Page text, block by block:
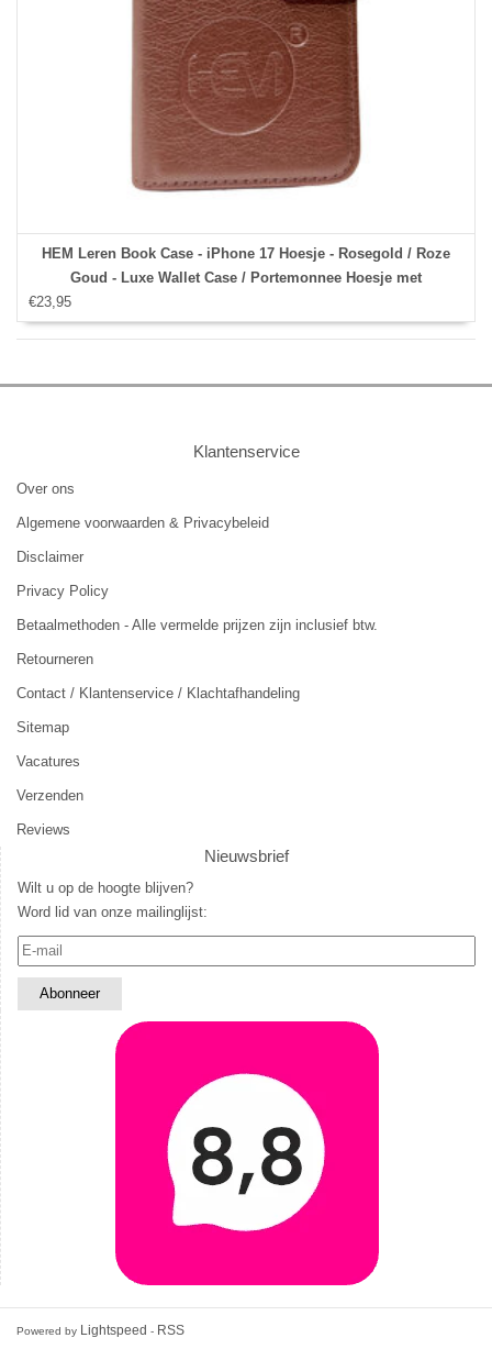
HEM Leren Book Case - iPhone 17 Hoesje - Rosegold / Roze
Goud - Luxe Wallet Case / Portemonnee Hoesje met
Pasjeshouder en Bescherming - iPhone 17 Bookcase
€23,95
Klantenservice
Over ons
Algemene voorwaarden & Privacybeleid
Disclaimer
Privacy Policy
Betaalmethoden - Alle vermelde prijzen zijn inclusief btw.
Retourneren
Contact / Klantenservice / Klachtafhandeling
Sitemap
Vacatures
Verzenden
Reviews
Nieuwsbrief
Wilt u op de hoogte blijven?
Word lid van onze mailinglijst:
Powered by Lightspeed - RSS